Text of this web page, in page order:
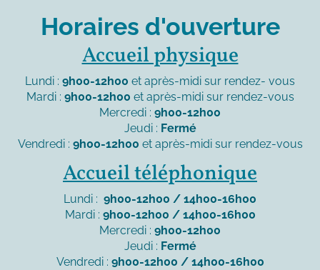
Horaires d'ouverture
Accueil physique
Lundi : 9h00-12h00 et après-midi sur rendez- vous
Mardi : 9h00-12h00 et après-midi sur rendez-vous
Mercredi : 9h00-12h00
Jeudi : Fermé
Vendredi : 9h00-12h00 et après-midi sur rendez-vous
Accueil téléphonique
Lundi : 9h00-12h00 / 14h00-16h00
Mardi : 9h00-12h00 / 14h00-16h00
Mercredi : 9h00-12h00
Jeudi : Fermé
Vendredi : 9h00-12h00 / 14h00-16h00